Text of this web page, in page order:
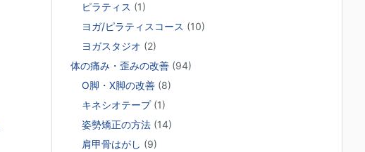
ピラティス (1)
ヨガ/ピラティスコース (10)
ヨガスタジオ (2)
体の痛み・歪みの改善 (94)
O脚・X脚の改善 (8)
キネシオテープ(1)
姿勢矯正の方法 (14)
肩甲骨はがし (9)